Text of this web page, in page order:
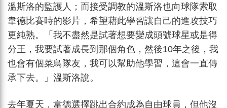
溫斯洛的監護人；而接受調教的溫斯洛也向球隊索取
韋德比賽時的影片，希望藉此學習讓自己的進攻技巧
更純熟。「我不盡然是試著想要變成頭號球星或是得
分王，我要試著成長到那個角色，然後10年之後，我
也會有個菜鳥隊友，我可以幫助他學習，這會一直傳
承下去。」溫斯洛說。
去年夏天，韋德選擇跳出合約成為自由球員，但他沒